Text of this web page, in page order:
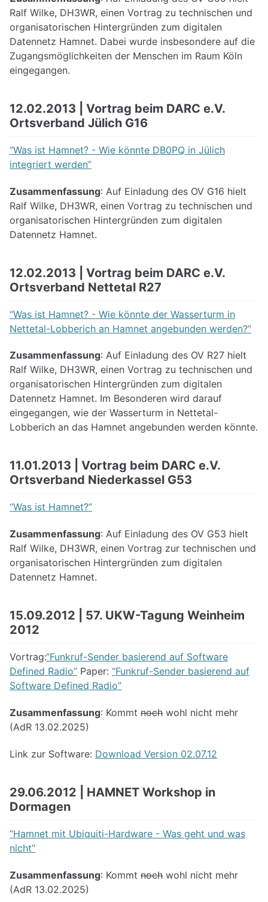
Ralf Wilke, DH3WR, einen Vortrag zu technischen und
organisatorischen Hintergründen zum digitalen
Datennetz Hamnet. Dabei wurde insbesondere auf die
Zugangsmöglichkeiten der Menschen im Raum Köln
eingegangen.
12.02.2013 | Vortrag beim DARC e.V.
Ortsverband Jülich G16
“Was ist Hamnet? - Wie könnte DB0PQ in Jülich
integriert werden”
Zusammenfassung: Auf Einladung des OV G16 hielt
Ralf Wilke, DH3WR, einen Vortrag zu technischen und
organisatorischen Hintergründen zum digitalen
Datennetz Hamnet.
12.02.2013 | Vortrag beim DARC e.V.
Ortsverband Nettetal R27
“Was ist Hamnet? - Wie könnte der Wasserturm in
Nettetal-Lobberich an Hamnet angebunden werden?”
Zusammenfassung: Auf Einladung des OV R27 hielt
Ralf Wilke, DH3WR, einen Vortrag zu technischen und
organisatorischen Hintergründen zum digitalen
Datennetz Hamnet. Im Besonderen wird darauf
eingegangen, wie der Wasserturm in Nettetal-
Lobberich an das Hamnet angebunden werden könnte.
11.01.2013 | Vortrag beim DARC e.V.
Ortsverband Niederkassel G53
“Was ist Hamnet?”
Zusammenfassung: Auf Einladung des OV G53 hielt
Ralf Wilke, DH3WR, einen Vortrag zur technischen und
organisatorischen Hintergründen zum digitalen
Datennetz Hamnet.
15.09.2012 | 57. UKW-Tagung Weinheim
2012
Vortrag:“Funkruf-Sender basierend auf Software
Defined Radio” Paper: “Funkruf-Sender basierend auf
Software Defined Radio”
Zusammenfassung: Kommt noch wohl nicht mehr
(AdR 13.02.2025)
Link zur Software: Download Version 02.07.12
29.06.2012 | HAMNET Workshop in
Dormagen
“Hamnet mit Ubiquiti-Hardware - Was geht und was
nicht”
Zusammenfassung: Kommt noch wohl nicht mehr
(AdR 13.02.2025)